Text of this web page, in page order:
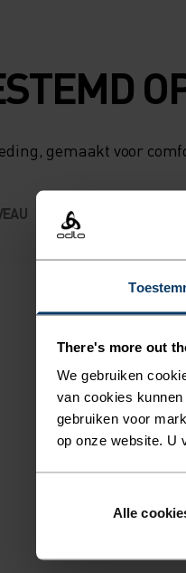
There's more out
We gebruiken
van cookies
gebruiken voor
op onze website. U
Alle
gemaakt voor